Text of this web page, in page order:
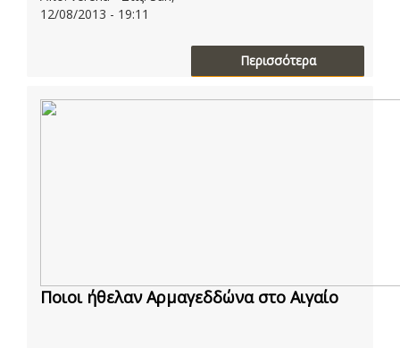
12/08/2013 - 19:11
Περισσότερα
Ποιοι ήθελαν Αρμαγεδδώνα στο Αιγαίο